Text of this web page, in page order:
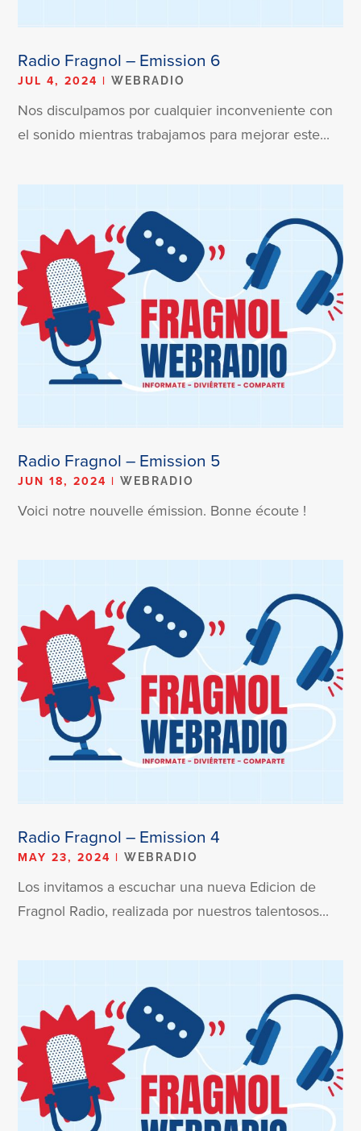
Radio Fragnol – Emission 6
JUL 4, 2024 |WEBRADIO
Nos disculpamos por cualquier inconveniente con
el sonido mientras trabajamos para mejorar este...
Radio Fragnol – Emission 5
JUN 18, 2024 |WEBRADIO
Voici notre nouvelle émission. Bonne écoute !
Radio Fragnol – Emission 4
MAY 23, 2024 |WEBRADIO
Los invitamos a escuchar una nueva Edicion de
Fragnol Radio, realizada por nuestros talentosos...